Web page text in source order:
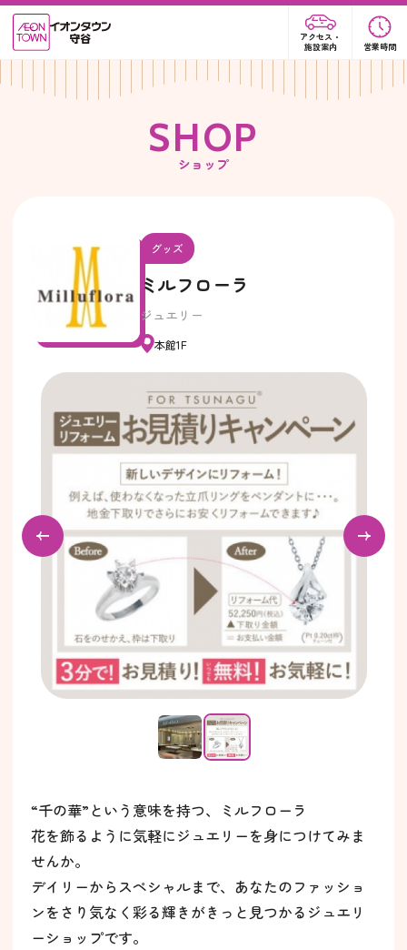
アクセス・
施設案内
営業時間
SHOP
ショップ
グッズ
ミルフローラ
ジュエリー
本館1F
“千の華”という意味を持つ、ミルフローラ
花を飾るように気軽にジュエリーを身につけてみま
せんか。
デイリーからスペシャルまで、あなたのファッショ
ンをさり気なく彩る輝きがきっと見つかるジュエリ
ーショップです。